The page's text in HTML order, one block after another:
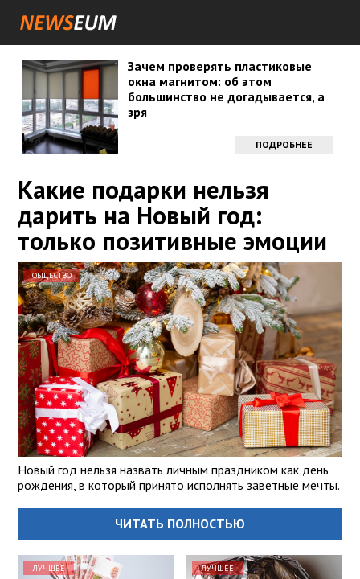
Зачем проверять пластиковые
окна магнитом: об этом
большинство не догадывается, а
зря
ПОДРОБНЕЕ
Какие подарки нельзя
дарить на Новый год:
только позитивные эмоции
ОБЩЕСТВО
Новый год нельзя назвать личным праздником как день
рождения, в который принято исполнять заветные мечты.
ЧИТАТЬ ПОЛНОСТЬЮ
ЛУЧШЕЕ ЛУЧШЕЕ